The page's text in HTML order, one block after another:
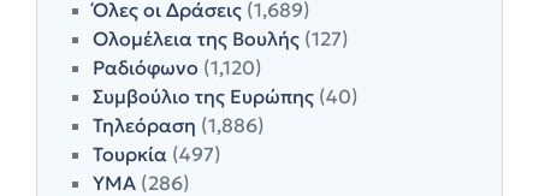
Όλες οι Δράσεις (1,689)
Ολομέλεια της Βουλής (127)
Ραδιόφωνο (1,120)
Συμβούλιο της Ευρώπης (40)
Τηλεόραση (1,886)
Τουρκία (497)
ΥΜΑ (286)